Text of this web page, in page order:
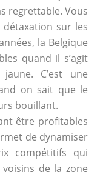
regrettable. Vous
sur les
la Belgique
quand il s’agit
C’est une
on sait que le
bouillant.
être profitables
de dynamiser
compétitifs qui
de la zone